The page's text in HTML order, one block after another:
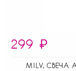
299 ₽
MILV, СВЕЧА